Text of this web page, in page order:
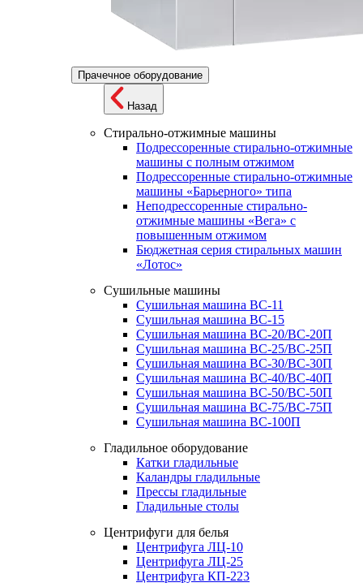
Прачечное оборудование
Назад
Стирально-отжимные машины
Подрессоренные стирально-отжимные
машины с полным отжимом
Подрессоренные стирально-отжимные
машины «Барьерного» типа
Неподрессоренные стирально-
отжимные машины «Вега» с
повышенным отжимом
Бюджетная серия стиральных машин
«Лотос»
Сушильные машины
Сушильная машина ВС-11
Сушильная машина ВС-15
Сушильная машина ВС-20/ВС-20П
Сушильная машина ВС-25/ВС-25П
Сушильная машина ВС-30/ВС-30П
Сушильная машина ВС-40/ВС-40П
Сушильная машина ВС-50/ВС-50П
Сушильная машина ВС-75/ВС-75П
Сушильная машина ВС-100П
Гладильное оборудование
Катки гладильные
Каландры гладильные
Прессы гладильные
Гладильные столы
Центрифуги для белья
Центрифуга ЛЦ-10
Центрифуга ЛЦ-25
Центрифуга КП-223